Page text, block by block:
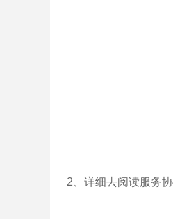
2、详细去阅读服务